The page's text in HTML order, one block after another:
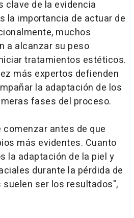
clave de la evidencia
la importancia de actuar de
muchos
a alcanzar su peso
tratamientos estéticos.
más expertos defienden
la adaptación de los
fases del proceso.
antes de que
más evidentes. Cuanto
la adaptación de la piel y
durante la pérdida de
ser los resultados",